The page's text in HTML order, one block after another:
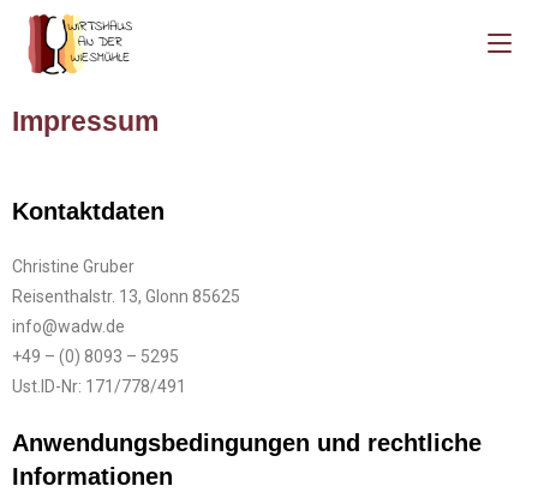
Impressum
Kontaktdaten
Christine Gruber
Reisenthalstr. 13, Glonn 85625
info@wadw.de
+49 – (0) 8093 – 5295
Ust.ID-Nr: 171/778/491
Anwendungsbedingungen und rechtliche
Informationen